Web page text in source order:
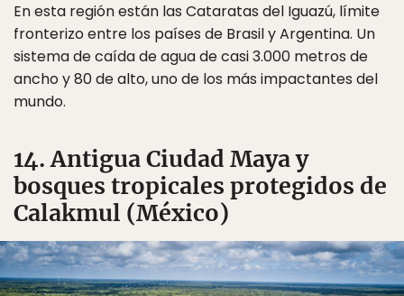
En esta región están las Cataratas del Iguazú, límite
fronterizo entre los países de Brasil y Argentina. Un
sistema de caída de agua de casi 3.000 metros de
ancho y 80 de alto, uno de los más impactantes del
mundo.
14. Antigua Ciudad Maya y
bosques tropicales protegidos de
Calakmul (México)